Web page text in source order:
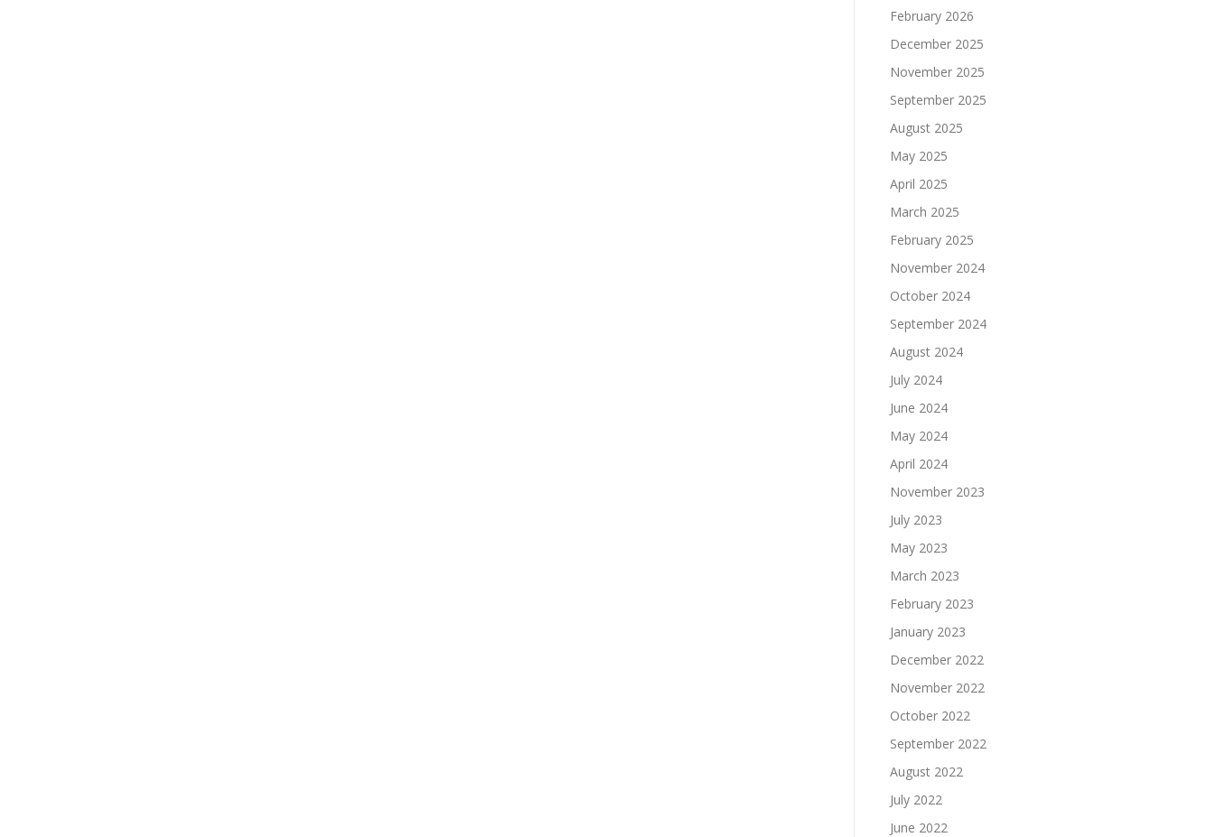
February 2026
December 2025
November 2025
September 2025
August 2025
May 2025
April 2025
March 2025
February 2025
November 2024
October 2024
September 2024
August 2024
July 2024
June 2024
May 2024
April 2024
November 2023
July 2023
May 2023
March 2023
February 2023
January 2023
December 2022
November 2022
October 2022
September 2022
August 2022
July 2022
June 2022